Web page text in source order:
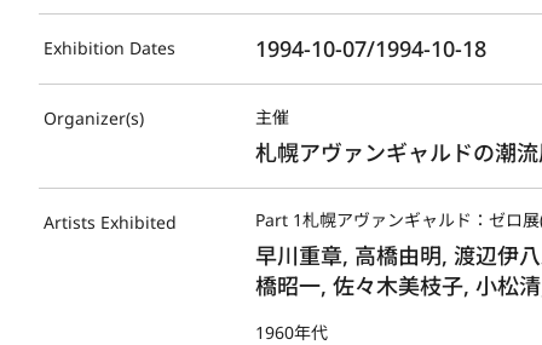
Exhibition Dates 1994-10-07/1994-10-18
Organizer(s) 主催
札幌アヴァンギャルドの潮
Artists Exhibited Part 1札幌アヴァンギャルド：ゼロ
早川重章, 高橋由明, 渡辺伊
橋昭一, 佐々木美枝子, 小松
1960年代